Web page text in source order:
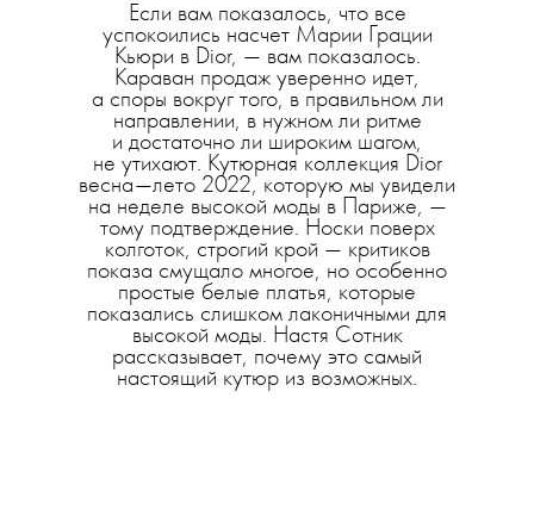
Если вам показалось, что все
успокоились насчет Марии Грации
Кьюри в Dior, — вам показалось.
Караван продаж уверенно идет,
а споры вокруг того, в правильном ли
направлении, в нужном ли ритме
и достаточно ли широким шагом,
не утихают. Кутюрная коллекция Dior
весна—лето 2022, которую мы увидели
на неделе высокой моды в Париже, —
тому подтверждение. Носки поверх
колготок, строгий крой — критиков
показа смущало многое, но особенно
простые белые платья, которые
показались слишком лаконичными для
высокой моды. Настя Сотник
рассказывает, почему это самый
настоящий кутюр из возможных.